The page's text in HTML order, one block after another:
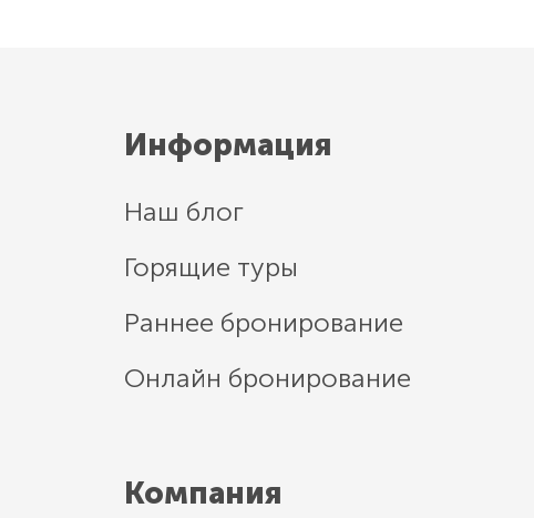
Информация
Наш блог
Горящие туры
Раннее бронирование
Онлайн бронирование
Компания